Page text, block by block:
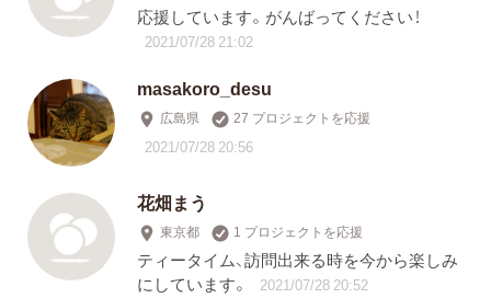
応援しています。がんばってください！
2021/07/28 21:02
masakoro_desu
広島県 27 プロジェクトを応援
2021/07/28 20:56
花畑まう
東京都 1 プロジェクトを応援
ティータイム、訪問出来る時を今から楽しみ
にしています。
2021/07/28 20:52